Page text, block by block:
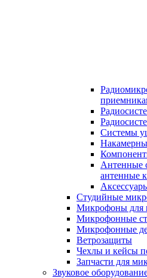
Системы
Антенные
антенные
Студийные
Микрофоны для
Микрофонные
Микрофонные
Ветрозащиты
Чехлы и кейсы
Запчасти для
Звуковое